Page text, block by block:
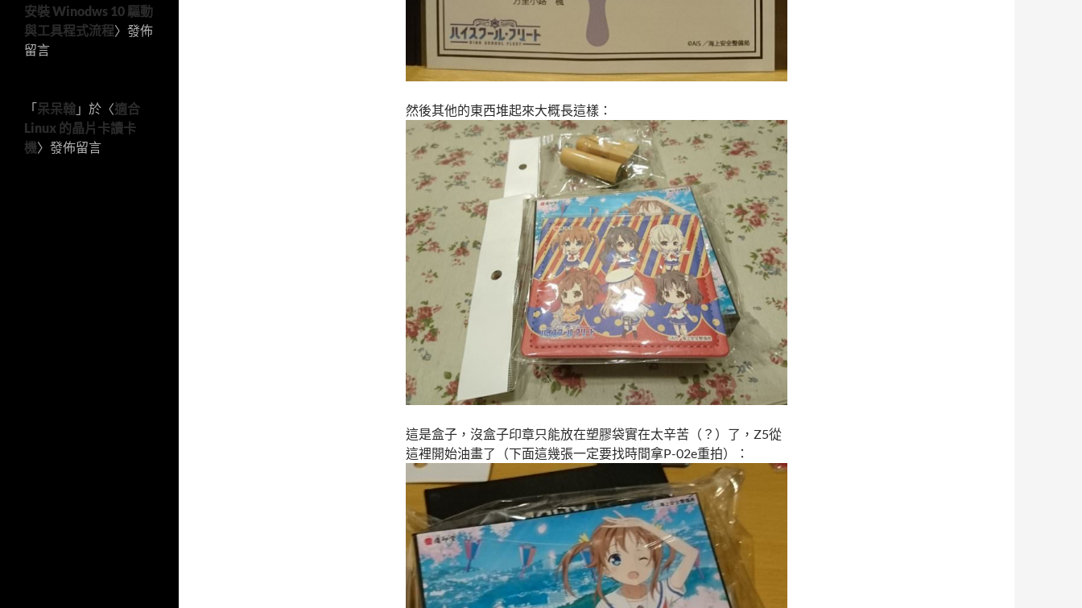
然後其他的東西堆起來大概長這樣：
這是盒子，沒盒子印章只能放在塑膠袋實在太辛苦（？）了，Z5從
這裡開始油畫了（下面這幾張一定要找時間拿P-02e重拍）：
安裝 Winodws 10 驅動
與工具程式流程〉發佈
留言
「呆呆翰 」於〈適合
Linux 的晶片卡讀卡
機〉發佈留言